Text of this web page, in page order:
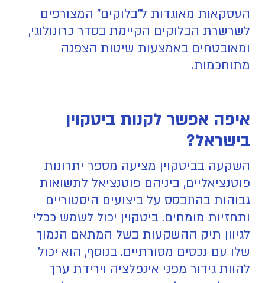
העסקאות מאוגדות ל"בלוקים" המצורפים
לשרשרת הבלוקים הקיימת בסדר כרונולוגי,
ומאובטחים באמצעות שיטות הצפנה
מתוחכמות.
איפה אפשר לקנות ביטקוין
בישראל?
השקעה בביטקוין מציעה מספר יתרונות
פוטנציאליים, ביניהם פוטנציאל לתשואות
גבוהות בהתבסס על ביצועים היסטוריים
ותחזיות מומחים. ביטקוין יכול לשמש ככלי
לגיוון תיק ההשקעות בשל המתאם הנמוך
שלו עם נכסים מסורתיים. בנוסף, הוא יכול
להוות גידור מפני אינפלציה וירידת ערך